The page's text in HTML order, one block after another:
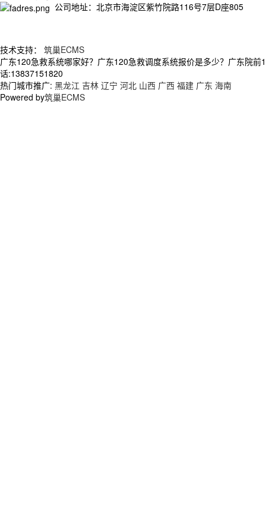
公司地址：北京市海淀区紫竹院路116号7层D座805
技术支持： 筑巢ECMS
广东120急救系统哪家好？广东120急救调度系统报价是多少？广东院
话:13837151820
热门城市推广: 黑龙江 吉林 辽宁 河北 山西 广西 福建 广东 海南
Powered by筑巢ECMS